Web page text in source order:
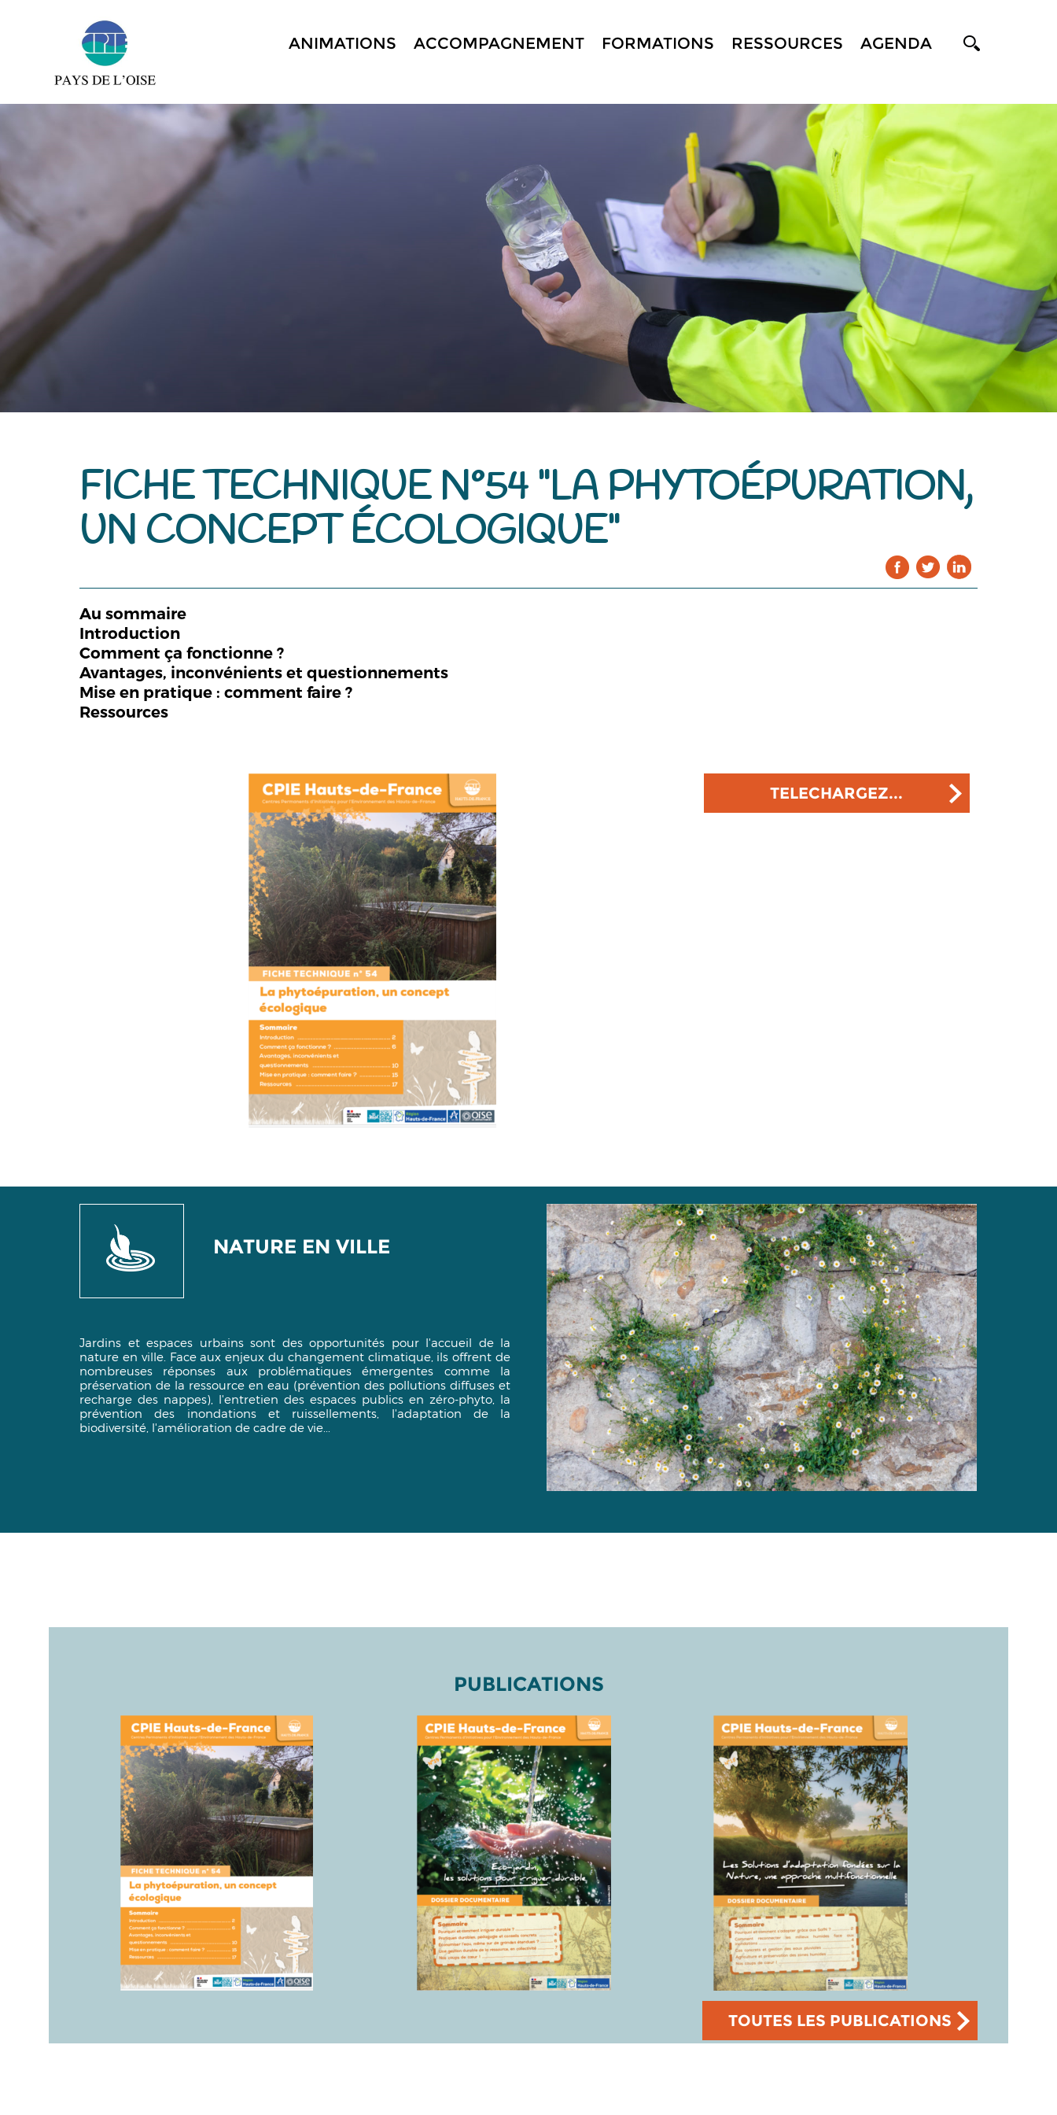
ANIMATIONS ACCOMPAGNEMENT FORMATIONS RESSOURCES AGENDA
FICHE TECHNIQUE N°54 "LA PHYTOÉPURATION,
UN CONCEPT ÉCOLOGIQUE"
Au sommaire
Introduction
Comment ça fonctionne ?
Avantages, inconvénients et questionnements
Mise en pratique : comment faire ?
Ressources
TELECHARGEZ...
NATURE EN VILLE
Jardins et espaces urbains sont des opportunités pour l'accueil de la
nature en ville. Face aux enjeux du changement climatique, ils offrent de
nombreuses réponses aux problématiques émergentes comme la
préservation de la ressource en eau (prévention des pollutions diffuses et
recharge des nappes), l'entretien des espaces publics en zéro-phyto, la
prévention des inondations et ruissellements, l'adaptation de la
biodiversité, l'amélioration de cadre de vie...
PUBLICATIONS
TOUTES LES PUBLICATIONS